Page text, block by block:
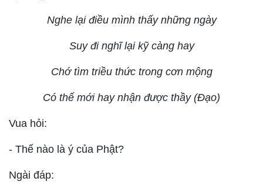
Nghe lại điều mình thấy những ngày
Suy đi nghĩ lại kỹ càng hay
Chớ tìm triều thức trong cơn mộng
Có thế mới hay nhận được thầy (Đạo)
Vua hỏi:
- Thế nào là ý của Phật?
Ngài đáp: